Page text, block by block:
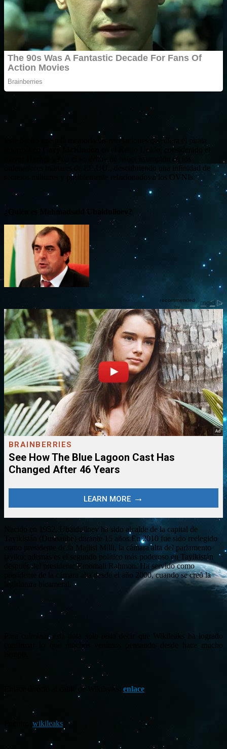
Este hecho trae a la memoria las revelaciones que diera el pirata
Gary McKinnon
en el Reino Unido, considerado el
mayor Hacker y con el «mérito» de haber irrumpido en los
ordenadores militares de EE.UU., descubriendo una infinidad de
secretos militares y posiblemente relacionados a los OVNIs.
Nacido en 1952, Ubaidulloev ha sido alcalde de la capital de
Tayikistán (Dushanbe) durante 15 años.En 2010 fue sido reelegido
como presidente de la Majlisi Milli, la cámara alta del parlamento
tayiko; además es el segundo político más poderoso en Tayikistán
después del presidente Emomali Rahmon. Ha servido como
presidente de la cámara alta desde el año 2000, cuando se creó la
legislatura bicameral.
Para culminar esta nota solo resta decir que Wikileaks ha logrado
confirmar lo que muchos venimos pensando desde hace mucho
Enlace directo al cable de Wikileaks: enlace
wikileaks